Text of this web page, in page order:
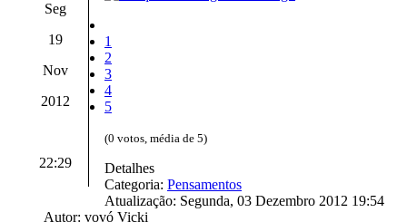
Seg
19
Nov
2012
22:29
1
2
3
4
5
(0 votos, média de 5)
Detalhes
Categoria: Pensamentos
Atualização: Segunda, 03 Dezembro 2012 19:54
Autor: vovó Vicki